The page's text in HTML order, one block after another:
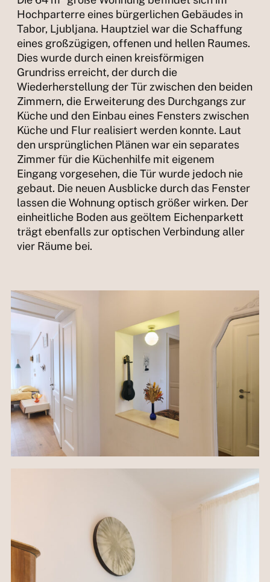
Hochparterre eines bürgerlichen Gebäudes in
Tabor, Ljubljana. Hauptziel war die Schaffung
eines großzügigen, offenen und hellen Raumes.
Dies wurde durch einen kreisförmigen
Grundriss erreicht, der durch die
Wiederherstellung der Tür zwischen den beiden
Zimmern, die Erweiterung des Durchgangs zur
Küche und den Einbau eines Fensters zwischen
Küche und Flur realisiert werden konnte. Laut
den ursprünglichen Plänen war ein separates
Zimmer für die Küchenhilfe mit eigenem
Eingang vorgesehen, die Tür wurde jedoch nie
gebaut. Die neuen Ausblicke durch das Fenster
lassen die Wohnung optisch größer wirken. Der
einheitliche Boden aus geöltem Eichenparkett
trägt ebenfalls zur optischen Verbindung aller
vier Räume bei.